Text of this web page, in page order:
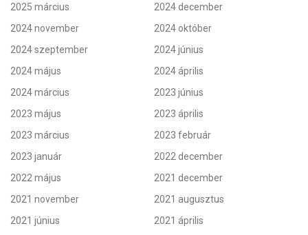
2025 március
2024 december
2024 november
2024 október
2024 szeptember
2024 június
2024 május
2024 április
2024 március
2023 június
2023 május
2023 április
2023 március
2023 február
2023 január
2022 december
2022 május
2021 december
2021 november
2021 augusztus
2021 június
2021 április